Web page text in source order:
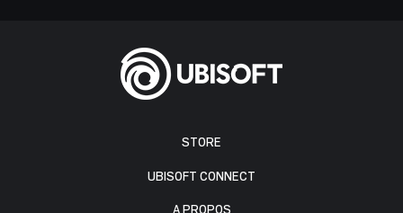
STORE
UBISOFT CONNECT
A PROPOS